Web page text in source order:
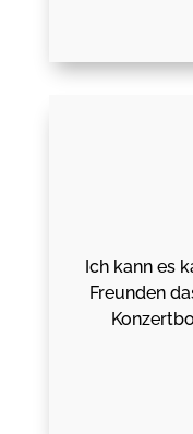
Ich kann es
Freunden